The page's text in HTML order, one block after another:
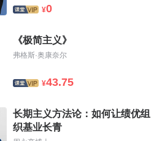
著眼於修補自己的矮木板，而是將
從新的大水桶中分得自己的一部
形式只強調僵化的技術分工以及只
個企業無論有多雄厚的實力都離
作。
¥0
《极简主义》
弗格斯·奥康奈尔
¥43.75
长期主义方法论：如何让绩优组
织基业长青